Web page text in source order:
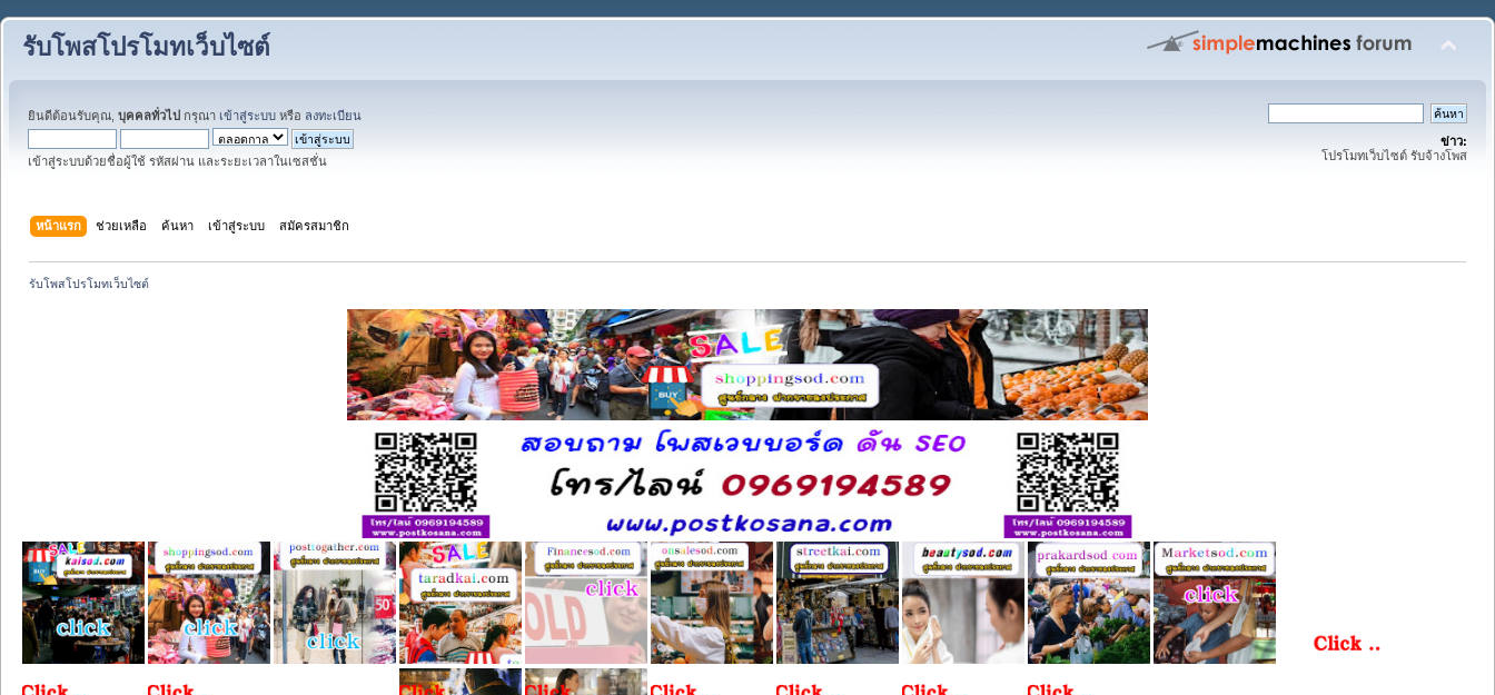
รับโพสโปรโมทเว็บไซต์
ยินดีต้อนรับคุณ, บุคคลทั่วไป กรุณา เข้าสู่ระบบ หรือ ลงทะเบียน
เข้าสู่ระบบด้วยชื่อผู้ใช้ รหัสผ่าน และระยะเวลาในเซสชั่น
ข่าว:
โปรโมทเว็บไซต์ รับจ้างโพส
หน้าแรก ช่วยเหลือ ค้นหา เข้าสู่ระบบ สมัครสมาชิก
รับโพสโปรโมทเว็บไซต์